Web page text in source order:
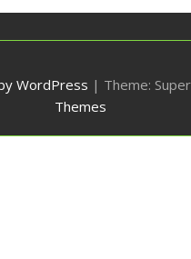
WordPress | Theme:
Themes